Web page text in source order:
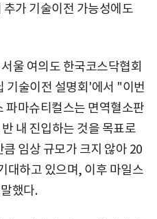
가 기술이전 가능성에도
울 여의도 한국코스닥협회
기술이전 설명회'에서 "이번
파마슈티컬스는 면역혈소판
내 진입하는 것을 목표로
임상 규모가 크지 않아 20
대하고 있으며, 이후 마일스
했다.